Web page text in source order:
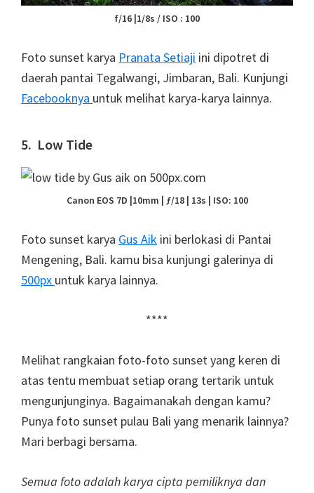
f/16 |1/8s / ISO : 100
Foto sunset karya Pranata Setiaji ini dipotret di
daerah pantai Tegalwangi, Jimbaran, Bali. Kunjungi
Facebooknya untuk melihat karya-karya lainnya.
5. Low Tide
Canon EOS 7D |10mm | ƒ/18 | 13s | ISO: 100
Foto sunset karya Gus Aik ini berlokasi di Pantai
Mengening, Bali. kamu bisa kunjungi galerinya di
500px untuk karya lainnya.
****
Melihat rangkaian foto-foto sunset yang keren di
atas tentu membuat setiap orang tertarik untuk
mengunjunginya. Bagaimanakah dengan kamu?
Punya foto sunset pulau Bali yang menarik lainnya?
Mari berbagi bersama.
Semua foto adalah karya cipta pemiliknya dan